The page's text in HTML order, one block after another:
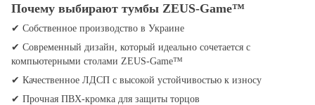
Почему выбирают тумбы ZEUS-Game™
✔ Собственное производство в Украине
✔ Современный дизайн, который идеально сочетается с
компьютерными столами ZEUS-Game™
✔ Качественное ЛДСП с высокой устойчивостью к износу
✔ Прочная ПВХ-кромка для защиты торцов